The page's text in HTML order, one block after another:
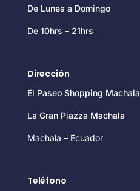
De Lunes a Domingo
De 10hrs – 21hrs
Dirección
El Paseo Shopping Machala
La Gran Piazza Machala
Machala – Ecuador
Teléfono